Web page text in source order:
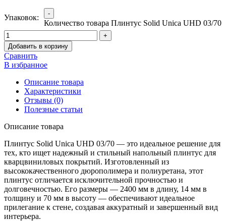
Упаковок:
Количество товара Плинтус Solid Unica UHD 03/70
Добавить в корзину
Сравнить
В избранное
Описание товара
Характеристики
Отзывы (0)
Полезные статьи
Описание товара
Плинтус Solid Unica UHD 03/70 — это идеальное решение для
тех, кто ищет надежный и стильный напольный плинтус для
кварцвиниловых покрытий. Изготовленный из
высококачественного дюрополимера и полиуретана, этот
плинтус отличается исключительной прочностью и
долговечностью. Его размеры — 2400 мм в длину, 14 мм в
толщину и 70 мм в высоту — обеспечивают идеальное
прилегание к стене, создавая аккуратный и завершенный вид
интерьера.